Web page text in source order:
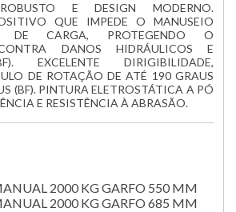
E DESIGN MODERNO.
QUE IMPEDE O MANUSEIO
DE CARGA, PROTEGENDO O
DANOS HIDRÁULICOS E
EXCELENTE DIRIGIBILIDADE,
DE ROTAÇÃO DE ATÉ 190 GRAUS
(BF). PINTURA ELETROSTÁTICA A PÓ
E RESISTÊNCIA À ABRASÃO.
2000 KG GARFO 550 MM
2000 KG GARFO 685 MM